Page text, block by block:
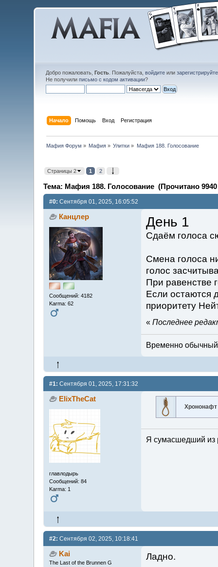
Добро пожаловать, Гость. Пожалуйста, войдитеили
Не получили письмо с кодом активации?
Начало Помощь Вход Регистрация
Мафия Форум » Мафия » Улитки » Мафия 188. Голосование
Страницы 2 1 2
Тема: Мафия 188. Голосование (Прочитано 9940
#0: Сентября 01, 2025, 16:05:52
Канцлер
Сообщений: 4182
Karma: 62
День 1
Сдаём голоса
Смена голоса
голос
При равенстве
Если остаются
приоритету
« Последнее
Временно обычный
#1: Сентября 01, 2025, 17:31:32
ElixTheCat
главлодырь
Сообщений: 84
Karma: 1
Хрононафт
Я сумасшедший из
#2: Сентября 02, 2025, 10:18:41
Kai
The Last of the Brunnen G
Ладно.